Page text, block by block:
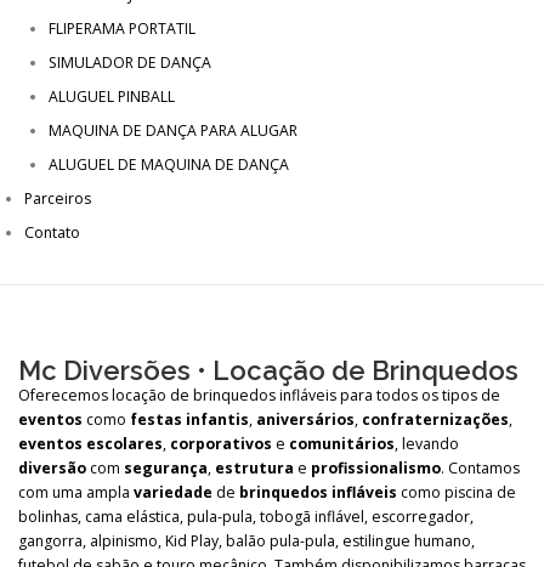
FLIPERAMA PORTATIL
SIMULADOR DE DANÇA
ALUGUEL PINBALL
MAQUINA DE DANÇA PARA ALUGAR
ALUGUEL DE MAQUINA DE DANÇA
Parceiros
Contato
Mc Diversões • Locação de Brinquedos
Oferecemoslocação de brinquedosinfláveispara todos ostipos de
eventos como festas infantis, aniversários, confraternizações,
eventos escolares, corporativos e comunitários,levando
diversão com segurança, estrutura e profissionalismo. Contamos
com uma ampla variedade de brinquedos infláveis como piscina de
bolinhas, cama elástica,pula-pula,tobogã inflável, escorregador,
gangorra, alpinismo,Kid Play,balão pula-pula, estilingue humano,